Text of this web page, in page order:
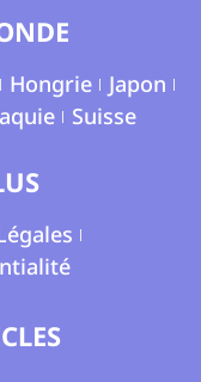
Hongrie
Japon
Suisse